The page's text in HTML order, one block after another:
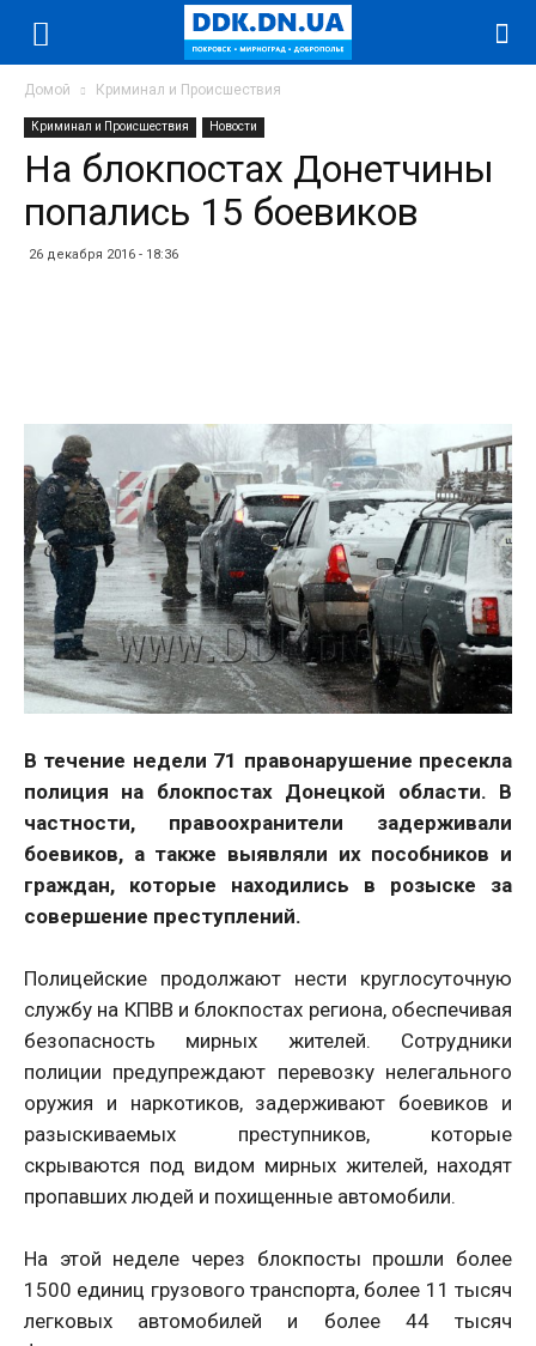
Домой Криминал и Происшествия
Криминал и Происшествия Новости
На блокпостах Донетчины
попались 15 боевиков
26 декабря 2016 - 18:36
В течение недели 71 правонарушение пресекла
полиция на блокпостах Донецкой области. В
частности, правоохранители задерживали
боевиков, а также выявляли их пособников и
граждан, которые находились в розыске за
совершение преступлений.
Полицейские продолжают нести круглосуточную
службу на КПВВ и блокпостах региона, обеспечивая
безопасность мирных жителей. Сотрудники
полиции предупреждают перевозку нелегального
оружия и наркотиков, задерживают боевиков и
разыскиваемых преступников, которые
скрываются под видом мирных жителей, находят
пропавших людей и похищенные автомобили.
На этой неделе через блокпосты прошли более
1500 единиц грузового транспорта, более 11 тысяч
легковых автомобилей и более 44 тысяч